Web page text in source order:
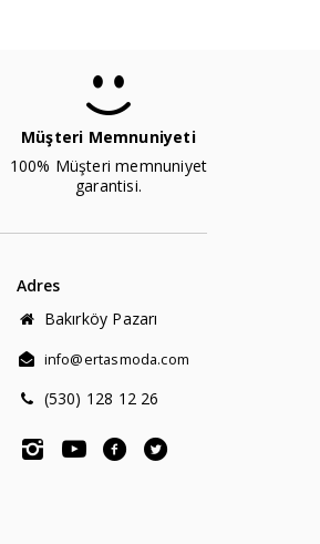
Müşteri Memnuniyeti
100% Müşteri memnuniyet
garantisi.
Adres
Bakırköy Pazarı
info@ertasmoda.com
(530) 128 12 26